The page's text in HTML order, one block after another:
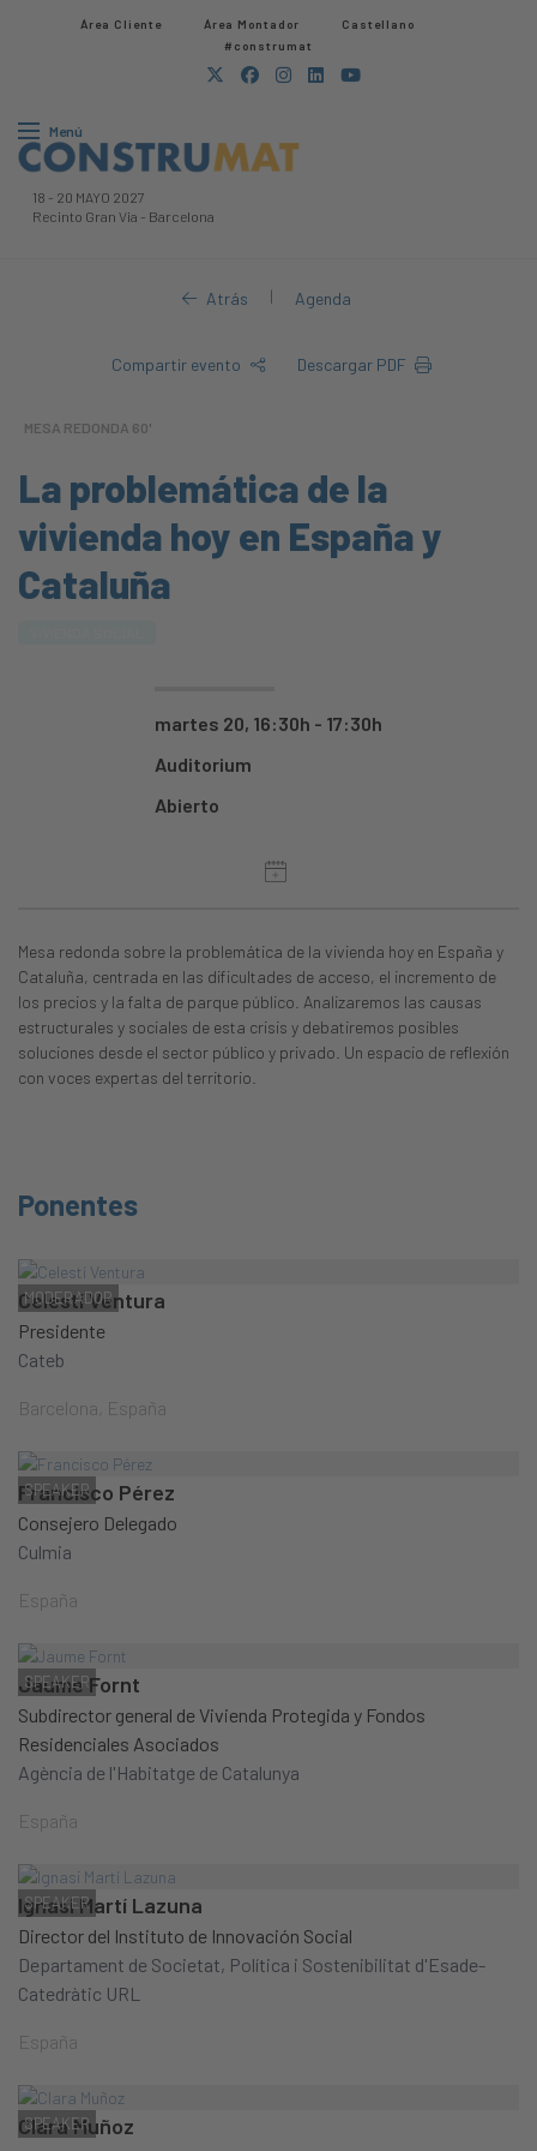
Área Cliente Área Montador
Castellano
#construmat
Menú
18 - 20 MAYO 2027
Recinto Gran Via - Barcelona
Atrás | Agenda
Compartir evento Descargar PDF
MESA REDONDA 60'
La problemática de la
vivienda hoy en España y
Cataluña
martes 20, 16:30h - 17:30h
Auditorium
Abierto
Mesa redonda sobre la problemática de la vivienda hoy en España y
Cataluña, centrada en las dificultades de acceso, el incremento de
los precios y la falta de parque público. Analizaremos las causas
estructurales y sociales de esta crisis y debatiremos posibles
soluciones desde el sector público y privado. Un espacio de reflexión
con voces expertas del territorio.
Ponentes
MODERADOR
Celestí Ventura
Presidente
Cateb
Barcelona, España
SPEAKER
Francisco Pérez
Consejero Delegado
Culmia
España
SPEAKER
Jaume Fornt
Subdirector general de Vivienda Protegida y Fondos
Residenciales Asociados
Agència de l'Habitatge de Catalunya
España
SPEAKER
Ignasi Martí Lazuna
Director del Instituto de Innovación Social
Departament de Societat, Política i Sostenibilitat d'Esade-
Catedràtic URL
España
SPEAKER
Clara Muñoz